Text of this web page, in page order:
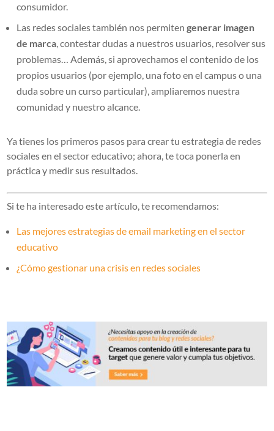
consumidor.
Las redes sociales también nos permitengenerar imagen
de marca, contestar dudas a nuestros usuarios, resolver sus
problemas… Además, si aprovechamos el contenido de los
propios usuarios (por ejemplo, una foto en el campus o una
duda sobre un curso particular), ampliaremos nuestra
comunidad y nuestro alcance.
Ya tienes los primeros pasos para crear tu estrategia de redes
sociales en el sector educativo; ahora, te toca ponerla en
práctica y medir sus resultados.
Si te ha interesado este artículo, te recomendamos:
Las mejores estrategias de email marketing en el sector
educativo
¿Cómo gestionar una crisis en redes sociales